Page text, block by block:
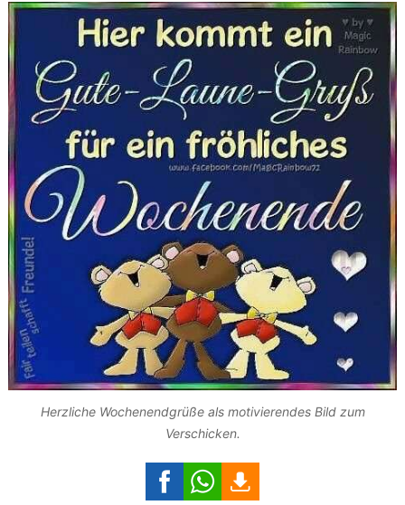
Herzliche Wochenendgrüße als motivierendes Bild zum
Verschicken.